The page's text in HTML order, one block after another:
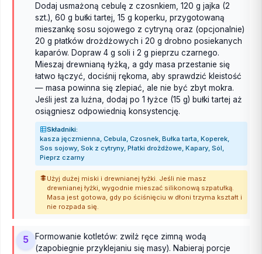
Dodaj usmażoną cebulę z czosnkiem, 120 g jajka (2
szt.), 60 g bułki tartej, 15 g koperku, przygotowaną
mieszankę sosu sojowego z cytryną oraz (opcjonalnie)
20 g płatków drożdżowych i 20 g drobno posiekanych
kaparów. Dopraw 4 g soli i 2 g pieprzu czarnego.
Mieszaj drewnianą łyżką, a gdy masa przestanie się
łatwo łączyć, dociśnij rękoma, aby sprawdzić kleistość
— masa powinna się zlepiać, ale nie być zbyt mokra.
Jeśli jest za luźna, dodaj po 1 łyżce (15 g) bułki tartej aż
osiągniesz odpowiednią konsystencję.
Składniki:
kasza jęczmienna, Cebula, Czosnek, Bułka tarta, Koperek,
Sos sojowy, Sok z cytryny, Płatki drożdżowe, Kapary, Sól,
Pieprz czarny
Użyj dużej miski i drewnianej łyżki. Jeśli nie masz
drewnianej łyżki, wygodnie mieszać silikonową szpatułką.
Masa jest gotowa, gdy po ściśnięciu w dłoni trzyma kształt i
nie rozpada się.
5
Formowanie kotletów: zwilż ręce zimną wodą
(zapobiegnie przyklejaniu się masy). Nabieraj porcje